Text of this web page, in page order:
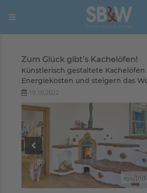
Zum Glück gibt’s Kachelöfen!
Künstlerisch gestaltete
Energiekosten und steigern das
19.10.2022
epr/